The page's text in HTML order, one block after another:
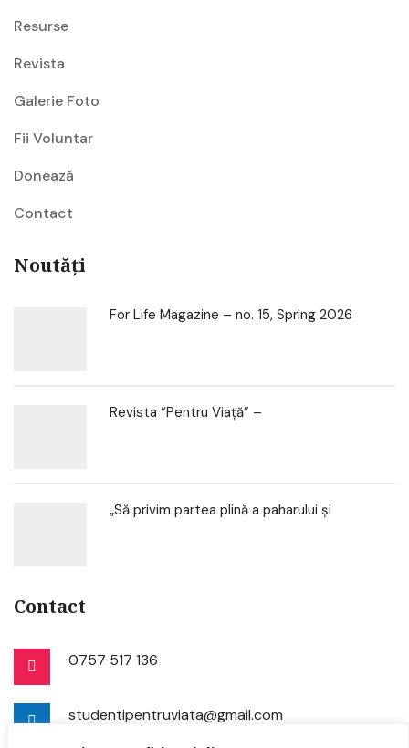
Resurse
Revista
Galerie Foto
Fii Voluntar
Donează
Contact
Noutăți
For Life Magazine – no. 15, Spring 2026
Revista “Pentru Viață” –
„Să privim partea plină a paharului și
Contact
0757 517 136
studentipentruviata@gmail.com